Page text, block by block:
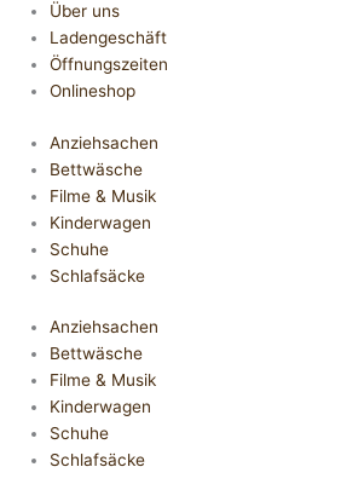
Über uns
Ladengeschäft
Öffnungszeiten
Onlineshop
Anziehsachen
Bettwäsche
Filme & Musik
Kinderwagen
Schuhe
Schlafsäcke
Anziehsachen
Bettwäsche
Filme & Musik
Kinderwagen
Schuhe
Schlafsäcke